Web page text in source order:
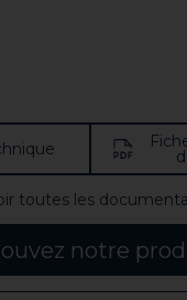
toutes les
notre